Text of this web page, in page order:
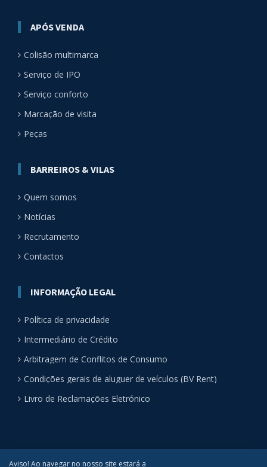
Aviso! Ao navegar no nosso site estará a
APÓS VENDA
Colisão multimarca
Serviço de IPO
Serviço conforto
Marcação de visita
Peças
BARREIROS & VILAS
Quem somos
Notícias
Recrutamento
Contactos
INFORMAÇÃO LEGAL
Política de privacidade
Intermediário de Crédito
Arbitragem de Conflitos de Consumo
Condições gerais de aluguer de veículos (BV Rent)
Livro de Reclamações Eletrónico